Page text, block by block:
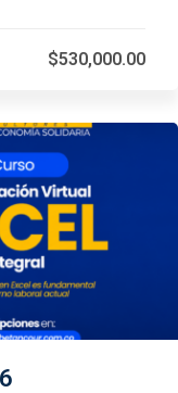
$530,000.00